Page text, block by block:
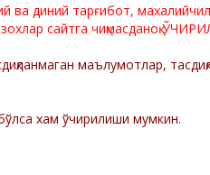
ва диний тарғибот,
сайтга чиқмасданоқ
маълумотлар,
хам ўчирилиши мумкин.